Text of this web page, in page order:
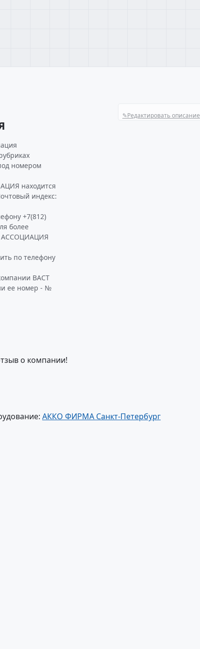
✎Редактировать описание
номером
находится
индекс:
+7(812)
более
АССОЦИАЦИЯ
по телефону
ВАСТ
ее номер - №
о компании!
АККО ФИРМА Санкт-Петербург